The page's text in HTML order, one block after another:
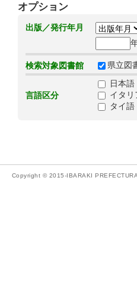
オプション
出版／発行年月
検索対象図書館 県立図
言語区分
日本語
イタリ
タイ語
Copyright © 2015-IBARAKI